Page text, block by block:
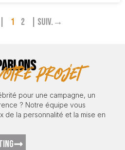
1 2 | Suiv.→
projet
pour une campagne, un
? Notre équipe vous
de la personnalité et la mise en